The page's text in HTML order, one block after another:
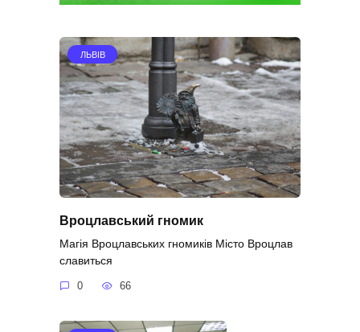
ЛЬВІВ
Вроцлавський гномик
Магія Вроцлавських гномиків Місто Вроцлав
славиться
0 66